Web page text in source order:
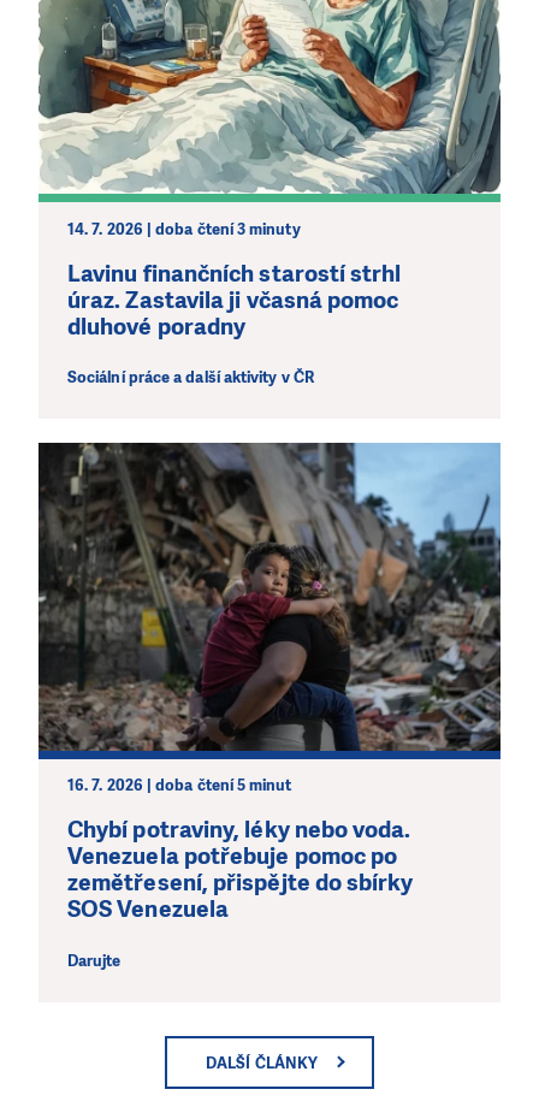
14. 7. 2026 | doba čtení 3 minuty
Lavinu finančních starostí strhl
úraz. Zastavila ji včasná pomoc
dluhové poradny
Sociální práce a další aktivity v ČR
16. 7. 2026 | doba čtení 5 minut
Chybí potraviny, léky nebo voda.
Venezuela potřebuje pomoc po
zemětřesení, přispějte do sbírky
SOS Venezuela
Darujte
DALŠÍ ČLÁNKY
LÍBÍ SE VÁM, CO DĚLÁME?
PODPOŘTE NÁS!
Abychom mohli pomáhat smysluplně, neobejdeme se
jedním darem nebo se stanete pravidelným dárcem
kde je to nejvíce potřeba.
DAROVAT DAROVAT PRAVIDELNĚ